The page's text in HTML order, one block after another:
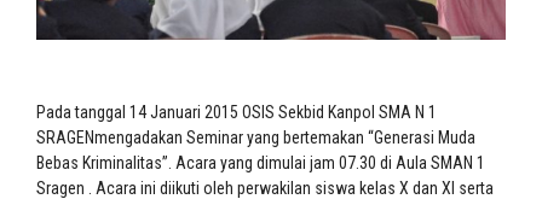
Pada tanggal 14 Januari 2015 OSIS Sekbid Kanpol SMA N 1
SRAGENmengadakan Seminar yang bertemakan “Generasi Muda
Bebas Kriminalitas”. Acara yang dimulai jam 07.30 di Aula SMAN 1
Sragen . Acara ini diikuti oleh perwakilan siswa kelas X dan XI serta